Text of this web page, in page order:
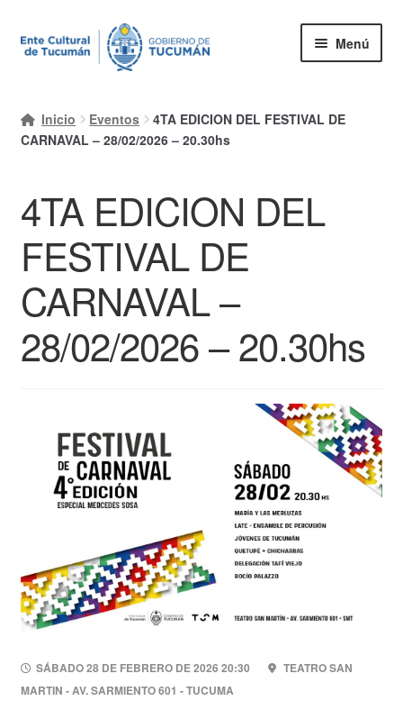
Ir
a
Ir
al
Menú
Mi cuenta
Finalizar compra
Ayuda Rapida
Inicio Eventos
4TA EDICION DEL FESTIVAL DE
CARNAVAL – 28/02/2026 – 20.30hs
4TA EDICION DEL
FESTIVAL DE
CARNAVAL –
28/02/2026 – 20.30hs
SÁBADO 28 DE FEBRERO DE 2026 20:30
TEATRO SAN
MARTIN - AV. SARMIENTO 601 - TUCUMA